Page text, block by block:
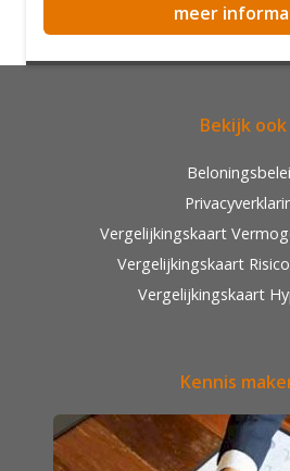
meer
Bekijk ook
Vergelijkingskaart
Vergelijkingskaart
Vergelijkingskaart
Kennis